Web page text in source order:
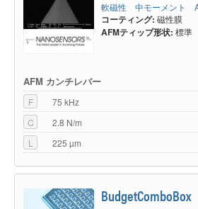
軟磁性 中モーメント
コーティング: 磁性膜
AFMティップ形状: 標準
AFM カンチレバー
F
75 kHz
C
2.8 N/m
L
225 µm
BudgetComboBox